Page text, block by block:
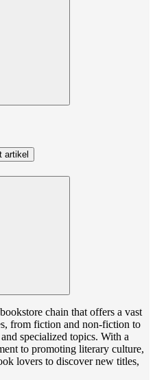
artikel
chain that offers a vast
from fiction and non-fiction to
specialized topics. With a
to promoting literary culture,
lovers to discover new titles,